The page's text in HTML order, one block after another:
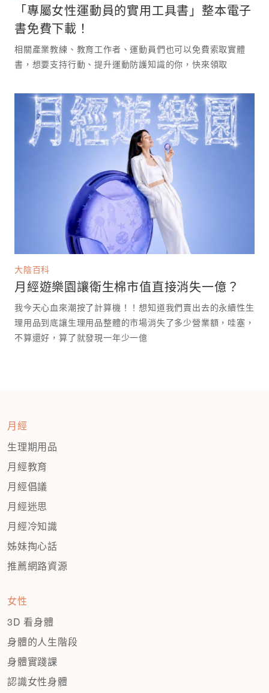
「專屬女性運動員的實用工具書」整本電子
書免費下載！
相關產業教練、教育工作者、運動員們也可以免費索取實體
書，想要支持行動、提升運動防護知識的你，快來領取
大陰百科
月經遊樂園讓衛生棉市值直接消失一億？
我今天心血來潮按了計算機！！想知道我們賣出去的永續性生
理用品到底讓生理用品整體的市場消失了多少營業額，哇塞，
不算還好，算了就發現一年少一億￼￼
月經
生理期用品
月經教育
月經倡議
月經迷思
月經冷知識
姊妹掏心話
推薦網路資源
女性
3D 看身體
身體的人生階段
身體實踐課
認識女性身體